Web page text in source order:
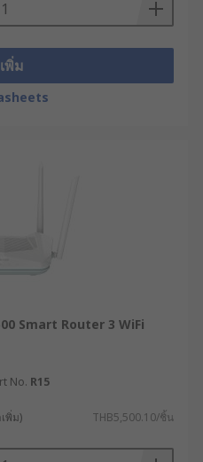
สำหรับความเสถียร
สลับไปใช้ช่องทางการ
โนมัติเมื่อเส้นทางหลักมี
ตอร์
ะกอบการ
พสูงสำหรับ
มากมายที่ส่งผล
เนินงานและความ
เช่น
เพิ่ม
Smart Router 3 WiFi
No. R15
พิ่ม) THB5,500.10/ชิ้น